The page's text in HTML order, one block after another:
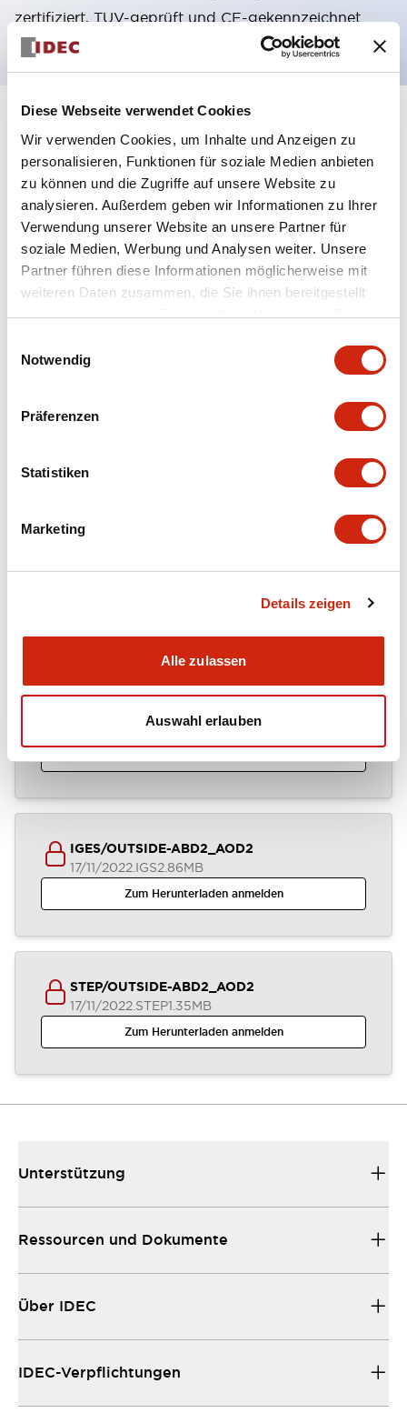
Diese Webseite verwendet Cookies
Wir verwenden Cookies, um Inhalte und Anzeigen zu
personalisieren, Funktionen für soziale Medien anbieten
zu können und die Zugriffe auf unsere Website zu
analysieren. Außerdem geben wir Informationen zu Ihrer
Verwendung unserer Website an unsere Partner für
soziale Medien, Werbung und Analysen weiter. Unsere
Partner führen diese Informationen möglicherweise mit
weiteren Daten zusammen, die Sie ihnen bereitgestellt
haben oder die sie im Rahmen Ihrer Nutzung der Dienste
Notwendig
Präferenzen
Statistiken
Marketing
Details zeigen
Alle zulassen
Auswahl erlauben
zertifiziert, TUV-geprüft und CE-gekennzeichnet
Spezifikationen
Aesthetic Specifications
Environmental Specifications
Mechanical Specifications
Mounting and Installation Specifications
Dokumente und Dateien
Parasolid/OUTSIDE-ABD2_AOD2
.DXF2.58MB
IGES/OUTSIDE-ABD2_AOD2
17/11/2022.IGS2.86MB
Zum Herunterladen anmelden
STEP/OUTSIDE-ABD2_AOD2
17/11/2022.STEP1.35MB
Zum Herunterladen anmelden
Unterstützung
Ressourcen und Dokumente
Über IDEC
IDEC-Verpflichtungen